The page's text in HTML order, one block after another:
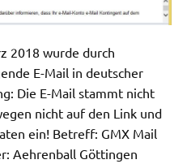
2018 wurde durch
E-Mail in deutscher
Die E-Mail stammt nicht
nicht auf den Link und
ein! Betreff: GMX Mail
Aehrenball Göttingen